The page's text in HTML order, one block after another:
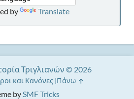
by Translate
bySMF Tricks
Τριγλιανών © 2026
και Κανόνες Πάνω